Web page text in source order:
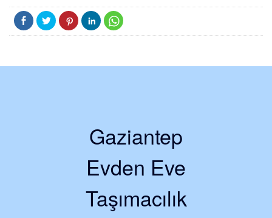
Gaziantep
Evden Eve
Taşımacılık